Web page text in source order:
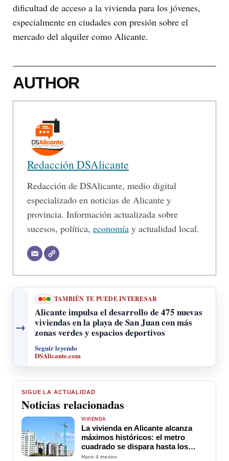
dificultad de acceso a la vivienda para los jóvenes,
especialmente en ciudades con presión sobre el
mercado del alquiler como Alicante.
AUTHOR
Redacción DSAlicante
Redacción de DSAlicante, medio digital
especializado en noticias de Alicante y
provincia. Información actualizada sobre
sucesos, política, economía y actualidad local.
→
TAMBIÉN TE PUEDE INTERESAR
Alicante impulsa el desarrollo de 475 nuevas
viviendas en la playa de San Juan con más
zonas verdes y espacios deportivos
Seguir leyendo
DSAlicante.com
SIGUE LA ACTUALIDAD
Noticias relacionadas
VIVIENDA
La vivienda en Alicante alcanza
máximos históricos: el metro
cuadrado se dispara hasta los
2.515 euros en marzo de 2026
Hace 4 meses